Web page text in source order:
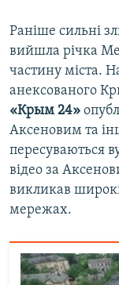
Раніше сильні
вийшла річка
частину міста.
анексованого
«Крым 24»
Аксеновим та
пересуваються
відео за
викликав
мережах.